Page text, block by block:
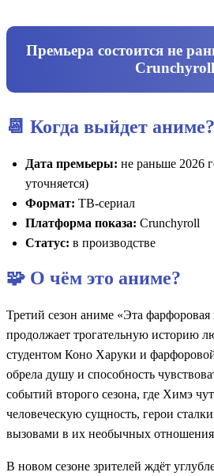
Премьера состоится не
Crunchyroll
📆 Когда выйдет аниме?
Дата премьеры: не раньше 2026
уточняется)
Формат: ТВ-сериал
Платформа показа: Crunchyroll
Статус: в производстве
🧩 О чём это аниме?
Третий сезон аниме «Эта фарфоровая
продолжает трогательную историю
студентом Коно Харуки и
обрела душу и способность
событий второго сезона, где Химэ
человеческую сущность, герои
вызовами в их необычных
В новом сезоне зрителей ждёт